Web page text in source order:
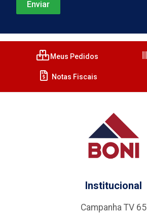
Meus Pedidos
Notas Fiscais
Institucional
Campanha TV 65